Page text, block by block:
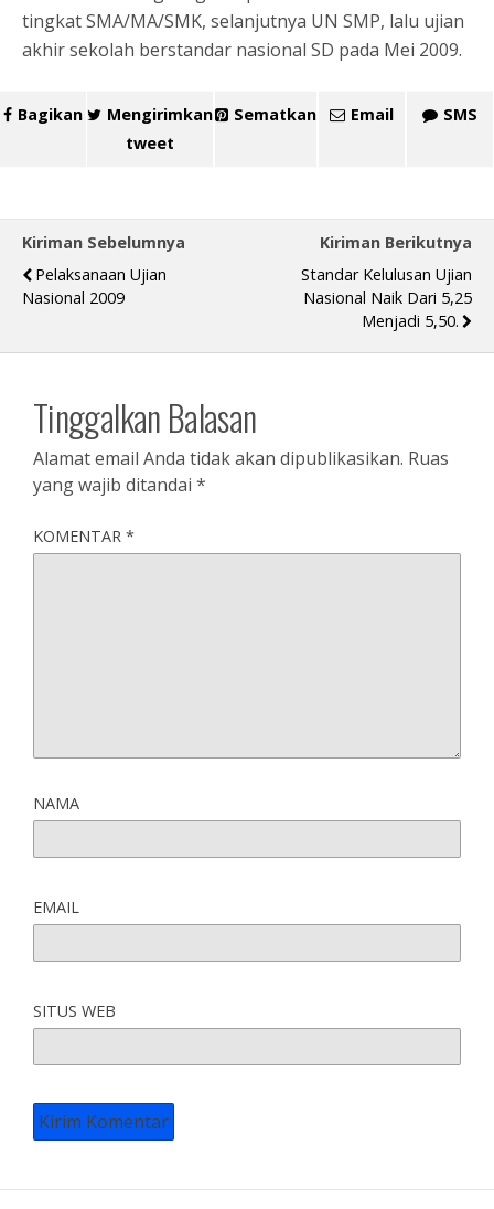
tingkat SMA/MA/SMK, selanjutnya UN SMP, lalu ujian
akhir sekolah berstandar nasional SD pada Mei 2009.
Bagikan
Mengirimkan
tweet
Sematkan Email SMS
Kiriman Sebelumnya
Pelaksanaan Ujian
Nasional 2009
Kiriman Berikutnya
Standar Kelulusan Ujian
Nasional Naik Dari 5,25
Menjadi 5,50.
Tinggalkan Balasan
Alamat email Anda tidak akan dipublikasikan. Ruas
yang wajib ditandai *
KOMENTAR *
NAMA
EMAIL
SITUS WEB